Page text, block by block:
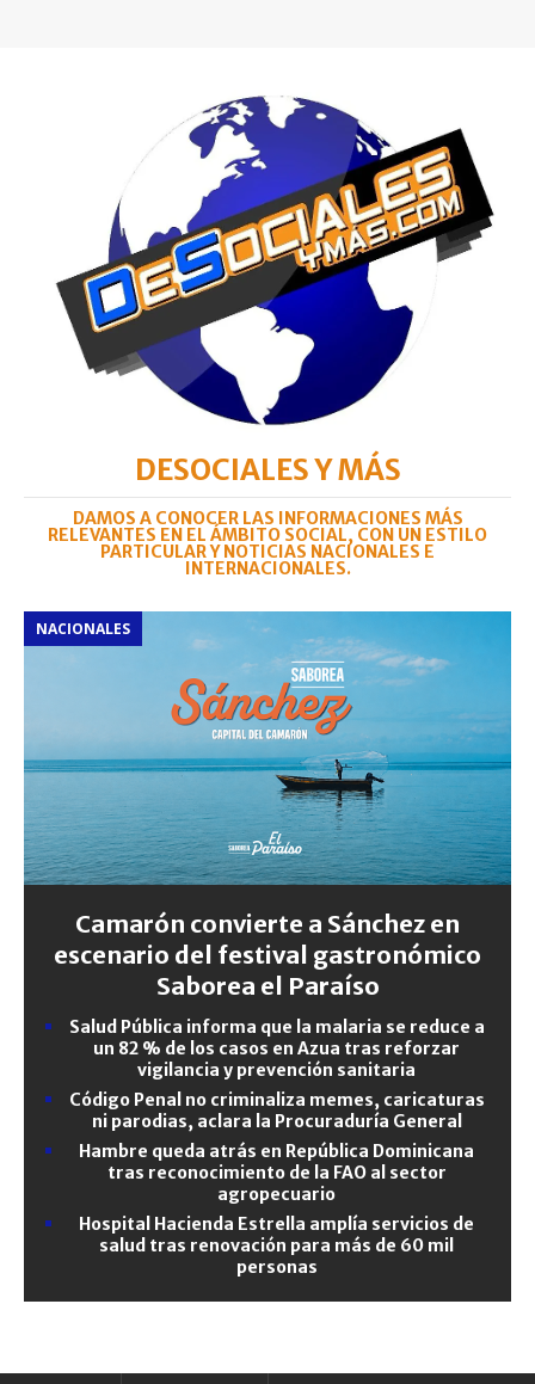
DESOCIALES Y MÁS
DAMOS A CONOCER LAS INFORMACIONES MÁS
RELEVANTES EN EL ÁMBITO SOCIAL, CON UN ESTILO
PARTICULAR Y NOTICIAS NACIONALES E
INTERNACIONALES.
NACIONALES
Camarón convierte a Sánchez en
escenario del festival gastronómico
Saborea el Paraíso
Salud Pública informa que la malaria se reduce a
un 82 % de los casos en Azua tras reforzar
vigilancia y prevención sanitaria
Código Penal no criminaliza memes, caricaturas
ni parodias, aclara la Procuraduría General
Hambre queda atrás en República Dominicana
tras reconocimiento de la FAO al sector
agropecuario
Hospital Hacienda Estrella amplía servicios de
salud tras renovación para más de 60 mil
personas